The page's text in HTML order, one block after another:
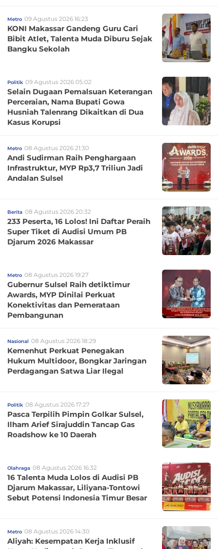
Metro 09 Agustus 2026 16:23
KONI Makassar Gandeng Guru Cari
Bibit Atlet, Talenta Muda Diburu Sejak
Bangku Sekolah
Politik 09 Agustus 2026 05:02
Selain Dugaan Pemalsuan Keterangan
Perceraian, Nama Bupati Gowa
Husniah Talenrang Dikaitkan di Dua
Kasus Korupsi
Metro 08 Agustus 2026 21:30
Andi Sudirman Raih Penghargaan
Infrastruktur, MYP Rp3,7 Triliun Jadi
Andalan Sulsel
Berita 08 Agustus 2026 20:32
233 Peserta, 16 Lolos! Ini Daftar Peraih
Super Tiket di Audisi Umum PB
Djarum 2026 Makassar
Metro 08 Agustus 2026 19:27
Gubernur Sulsel Raih detiktimur
Awards, MYP Dinilai Perkuat
Konektivitas dan Pemerataan
Pembangunan
Nasional 08 Agustus 2026 18:29
Kemenhut Perkuat Penegakan
Hukum Multidoor, Bongkar Jaringan
Perdagangan Satwa Liar Ilegal
Politik 08 Agustus 2026 17:27
Pasca Terpilih Pimpin Golkar Sulsel,
Ilham Arief Sirajuddin Tancap Gas
Roadshow ke 10 Daerah
Olahraga 08 Agustus 2026 16:32
16 Talenta Muda Lolos di Audisi PB
Djarum Makassar, Liliyana-Tontowi
Sebut Potensi Indonesia Timur Besar
Metro 08 Agustus 2026 14:30
Aliyah: Kesempatan Kerja Inklusif